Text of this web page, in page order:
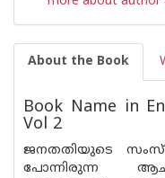
About the Book
Book Name in
Vol 2
ജനതതിയുടെ
പോന്നിരുന്ന